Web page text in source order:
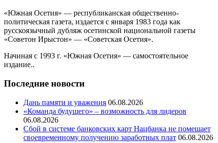
«Южная Осетия» — республиканская общественно-
политическая газета, издается с января 1983 года как
русскоязычный дубляж осетинской национальной газеты
«Советон Ирыстон» — «Советская Осетия».
Начиная с 1993 г. «Южная Осетия» — самостоятельное
издание..
Последние новости
Дань памяти и уважения 06.08.2026
«Команда будущего» – возможность для лидеров
06.08.2026
Сбой в системе банковских карт Нацбанка не помешает
своевременному получению заработных плат 06.08.2026